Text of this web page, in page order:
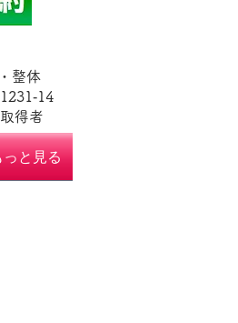
・整体
得者
っと見る